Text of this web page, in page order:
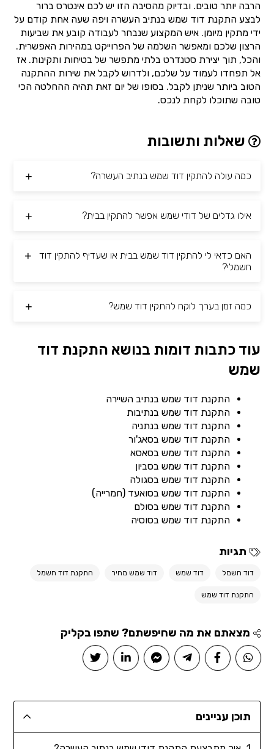
הרבה יותר טובים. ובדיוק מהסיבה הזו יש לכם אינטרס ברור
לבצע התקנת דוד שמש בנתיב העשרה ויפה שעה אחת קודם על
ידי מתקין מיומן. איש המקצוע שנבחר לעבודה קובע את שביעות
הרצון שלכם ומאפשר השלמה של הפרוייקט במהירות האפשרית.
והכל, תוך יצירת סטנדרט בלתי מתפשר של בטיחות ותקינות. אז
אל תפחדו לעמוד על שלכם, ולדרוש לקבל את שירות ההתקנה
הטוב ביותר שניתן לקבל. בסופו של יום זאת תהיה ההחלטה הכי
טובה שתוכלו לקחת לנכס.
שאלות ותשובות
כמה עולה להתקין דוד שמש בנתיב העשרה?
אילו גדלים של דודי שמש אפשר להתקין בבית?
האם כדאי לי להתקין דוד שמש בבית או שעדיף להתקין דוד
חשמלי?
כמה זמן בערך לוקח להתקין דוד שמש?
עוד כתבות דומות בנושא התקנת דוד
שמש
התקנת דוד שמש בנתיב השיירה
התקנת דוד שמש בנתיבות
התקנת דוד שמש בנתניה
התקנת דוד שמש בסאג'ור
התקנת דוד שמש בסאסא
התקנת דוד שמש בסביון
התקנת דוד שמש בסגולה
התקנת דוד שמש בסואעד (חמרייה)
התקנת דוד שמש בסולם
התקנת דוד שמש בסוסיה
תגיות
דוד חשמל דוד שמש דוד שמש מחיר התקנת דוד חשמל
התקנת דוד שמש
מצאתם את מה שחיפשתם? שתפו בקליק
תוכן עניינים